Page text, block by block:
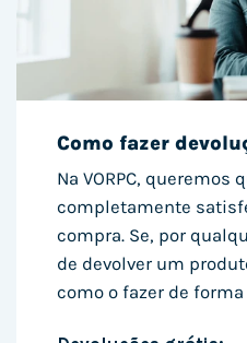
Como fazer
Na VORPC, queremos
completamente
compra. Se, por
de devolver um
como o fazer de